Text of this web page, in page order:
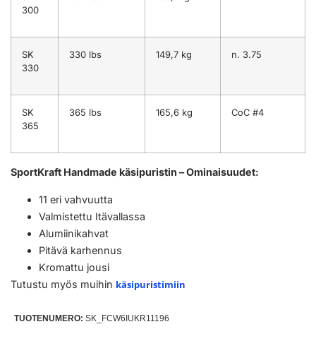
300
SK
330
330 lbs 149,7 kg n. 3.75
SK
365
365 lbs 165,6 kg CoC #4
SportKraft Handmade käsipuristin – Ominaisuudet:
11 eri vahvuutta
Valmistettu Itävallassa
Alumiinikahvat
Pitävä karhennus
Kromattu jousi
Tutustu myös muihin käsipuristimiin
TUOTENUMERO: SK_FCW6IUKR11196